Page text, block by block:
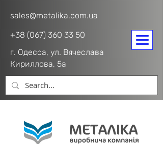
sales@metalika.com.ua
+38 (067) 360 33 50
г. Одесса, ул. Вячеслава
Кириллова, 5а